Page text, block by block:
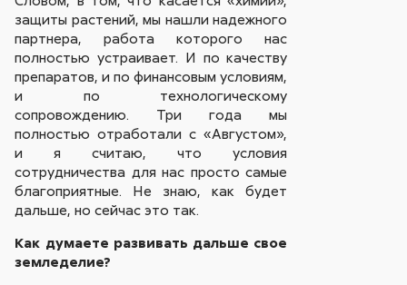
защиты растений, мы нашли надежного
партнера, работа которого нас
полностью устраивает. И по качеству
препаратов, и по финансовым условиям,
и по технологическому
сопровождению. Три года мы
полностью отработали с «Августом»,
и я считаю, что условия
сотрудничества для нас просто самые
благоприятные. Не знаю, как будет
дальше, но сейчас это так.
Как думаете развивать дальше свое
земледелие?